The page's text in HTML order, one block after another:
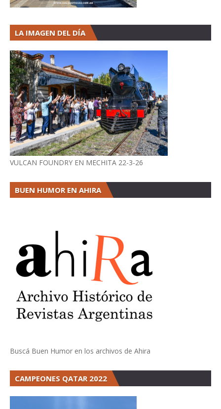
LA IMAGEN DEL DÍA
VULCAN FOUNDRY EN MECHITA 22-3-26
BUEN HUMOR EN AHIRA
Buscá Buen Humor en los archivos de Ahira
CAMPEONES QATAR 2022